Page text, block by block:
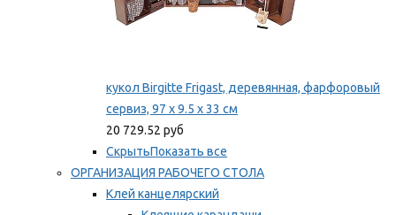
кукол Birgitte Frigast, деревянная, фарфоровый
сервиз, 97 x 9.5 x 33 см
20 729.52 руб
СкрытьПоказать все
ОРГАНИЗАЦИЯ РАБОЧЕГО СТОЛА
Клей канцелярский